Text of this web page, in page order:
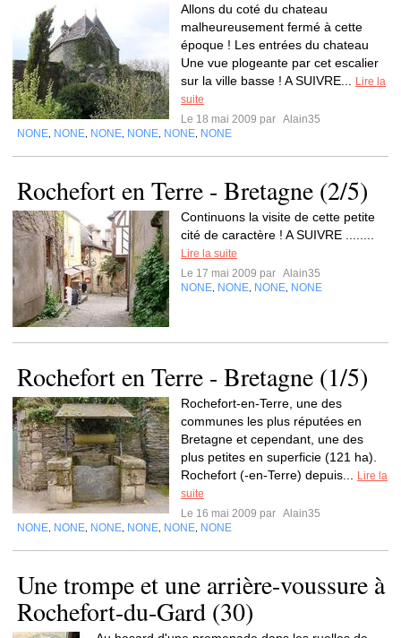
Allons du coté du chateau
malheureusement fermé à cette
époque ! Les entrées du chateau
Une vue plogeante par cet escalier
sur la ville basse ! A SUIVRE...
Lire la
suite
Le 18 mai 2009 par Alain35
NONE NONE NONE NONE NONE NONE
Rochefort en Terre - Bretagne (2/5)
Continuons la visite de cette petite
cité de caractère ! A SUIVRE ........
Lire la suite
Le 17 mai 2009 par Alain35
NONE NONE NONE NONE
Rochefort en Terre - Bretagne (1/5)
Rochefort-en-Terre, une des
communes les plus réputées en
Bretagne et cependant, une des
plus petites en superficie (121 ha).
Rochefort (-en-Terre) depuis...
Lire la
suite
Le 16 mai 2009 par Alain35
NONE NONE NONE NONE NONE NONE
Une trompe et une arrière-voussure à
Rochefort-du-Gard (30)